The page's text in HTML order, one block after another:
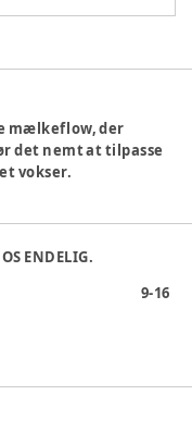
mælkeflow, der
det nemt at tilpasse
vokser.
hvert barn har sin
Lækagesikker
at trænge ind i
og andre gener.
ENDELIG.
9-16